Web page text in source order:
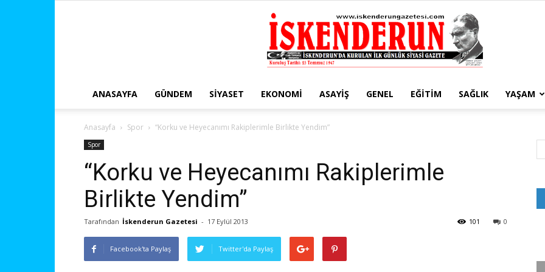
ANASAYFA GÜNDEM SIYASET EKONOMI ASAYIŞ GENEL EĞITIM SAĞLIK YAŞAM
Anasayfa Spor “Korku ve Heyecanımı Rakiplerimle Birlikte Yendim”
Spor
“Korku ve Heyecanımı Rakiplerimle
Birlikte Yendim”
Tarafından İskenderun Gazetesi - 17 Eylül 2013 0
101
Facebook'ta Paylaş Twitter'da Paylaş